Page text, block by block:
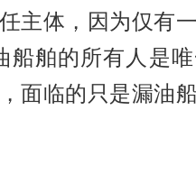
主体，因为仅有
舶的所有人是
面临的只是漏油